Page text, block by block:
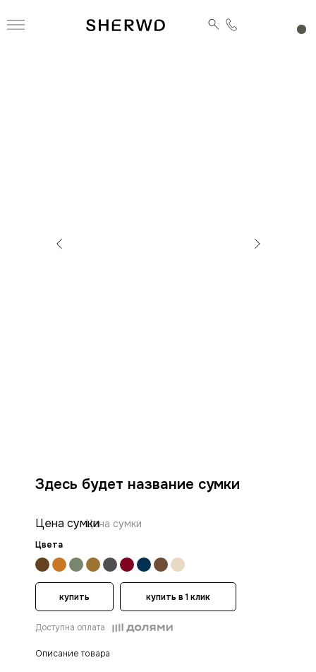
Описание товара
Цена сумки
Цена сумки
Цвета
Здесь будет название сумки
купить купить в 1 клик
Доступна оплата